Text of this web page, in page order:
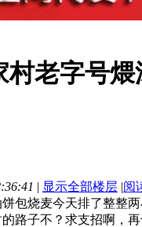
村老字号煨
| 显示全部楼层 |阅
包烧麦今天排了整整
路子不？求支招啊，